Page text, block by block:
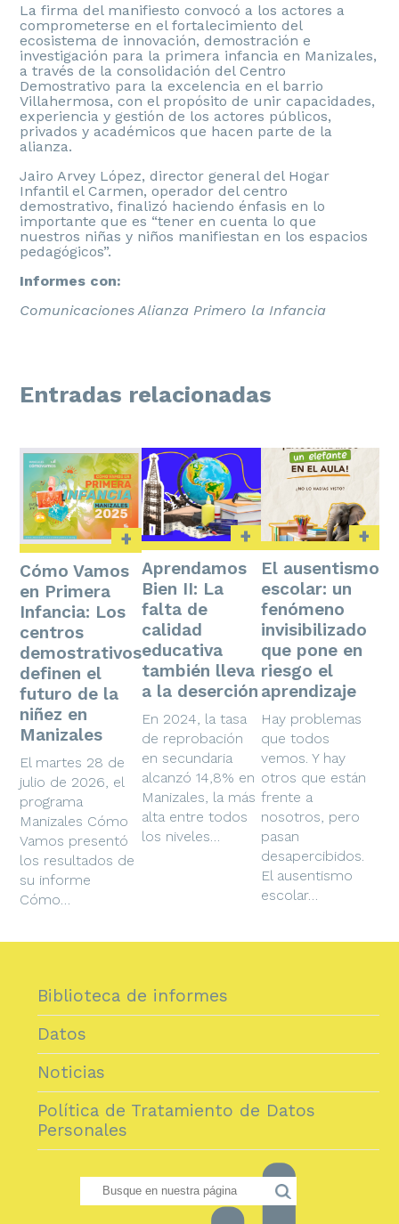
La firma del manifiesto convocó a los actores a
comprometerse en el fortalecimiento del
ecosistema de innovación, demostración e
investigación para la primera infancia en Manizales,
a través de la consolidación del Centro
Demostrativo para la excelencia en el barrio
Villahermosa, con el propósito de unir capacidades,
experiencia y gestión de los actores públicos,
privados y académicos que hacen parte de la
alianza.
Jairo Arvey López, director general del Hogar
Infantil el Carmen, operador del centro
demostrativo, finalizó haciendo énfasis en lo
importante que es “tener en cuenta lo que
nuestros niñas y niños manifiestan en los espacios
pedagógicos”.
Informes con:
Comunicaciones Alianza Primero la Infancia
Entradas relacionadas
+
Cómo Vamos
en Primera
Infancia: Los
centros
demostrativos
definen el
futuro de la
niñez en
Manizales
El martes 28 de
julio de 2026, el
programa
Manizales Cómo
Vamos presentó
los resultados de
su informe
Cómo…
+
Aprendamos
Bien II: La
falta de
calidad
educativa
también lleva
a la deserción
En 2024, la tasa
de reprobación
en secundaria
alcanzó 14,8% en
Manizales, la más
alta entre todos
los niveles…
+
El ausentismo
escolar: un
fenómeno
invisibilizado
que pone en
riesgo el
aprendizaje
Hay problemas
que todos
vemos. Y hay
otros que están
frente a
nosotros, pero
pasan
desapercibidos.
El ausentismo
escolar…
Biblioteca de informes
Datos
Noticias
Política de Tratamiento de Datos
Personales